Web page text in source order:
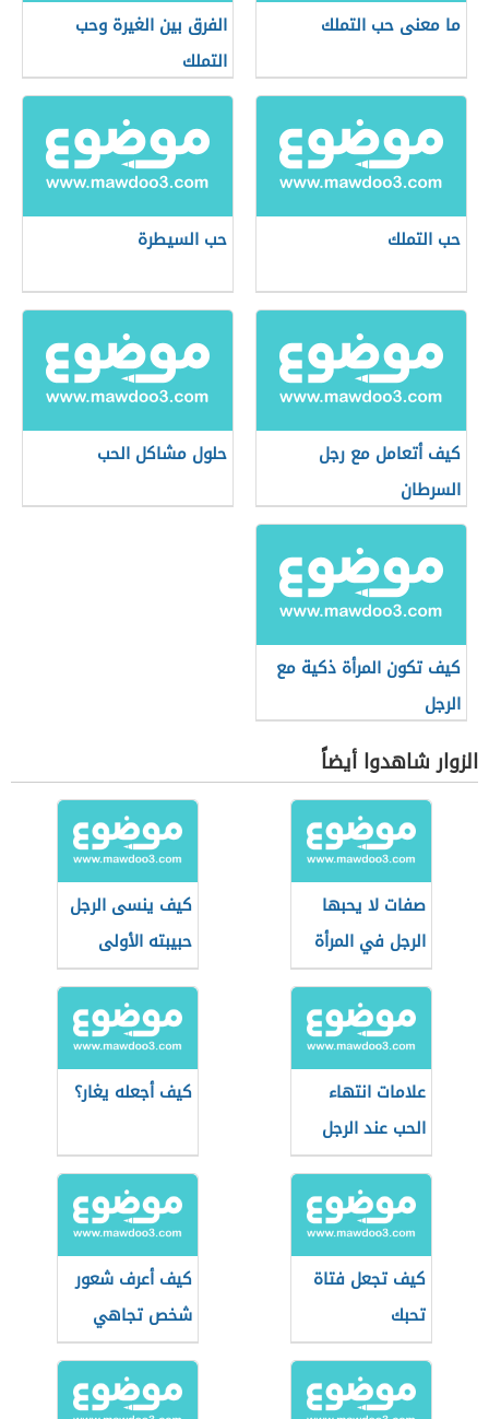
ما معنى حب التملك
الفرق بين الغيرة وحب
التملك
حب التملك حب السيطرة
كيف أتعامل مع رجل
السرطان
حلول مشاكل الحب
كيف تكون المرأة ذكية مع
الرجل
الزوار شاهدوا أيضاً
صفات لا يحبها
الرجل في المرأة
كيف ينسى الرجل
حبيبته الأولى
علامات انتهاء
الحب عند الرجل
كيف أجعله يغار؟
كيف تجعل فتاة
تحبك
كيف أعرف شعور
شخص تجاهي